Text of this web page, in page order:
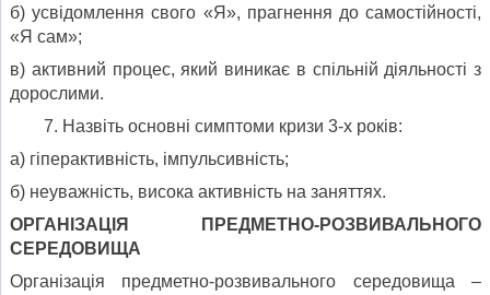
б) усвідомлення свого «Я», прагнення до самостійності,
«Я сам»;
в) активний процес, який виникає в спільній діяльності з
дорослими.
Назвіть основні симптоми кризи 3-х років:
а) гіперактивність, імпульсивність;
б) неуважність, висока активність на заняттях.
ОРГАНІЗАЦІЯ ПРЕДМЕТНО-РОЗВИВАЛЬНОГО
СЕРЕДОВИЩА
Організація предметно-розвивального середовища –